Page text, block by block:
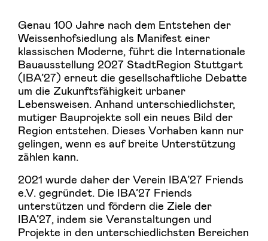
Genau 100 Jahre nach dem Entstehen der
Weissenhofsiedlung als Manifest einer
klassischen Moderne, führt die Internationale
Bauausstellung 2027 StadtRegion Stuttgart
(IBA’27) erneut die gesellschaftliche Debatte
um die Zukunftsfähigkeit urbaner
Lebensweisen. Anhand unterschiedlichster,
mutiger Bauprojekte soll ein neues Bild der
Region entstehen. Dieses Vorhaben kann nur
gelingen, wenn es auf breite Unterstützung
zählen kann.
2021 wurde daher der Verein IBA’27 Friends
e.V. gegründet. Die IBA’27 Friends
unterstützen und fördern die Ziele der
IBA’27, indem sie Veranstaltungen und
Projekte in den unterschiedlichsten Bereichen